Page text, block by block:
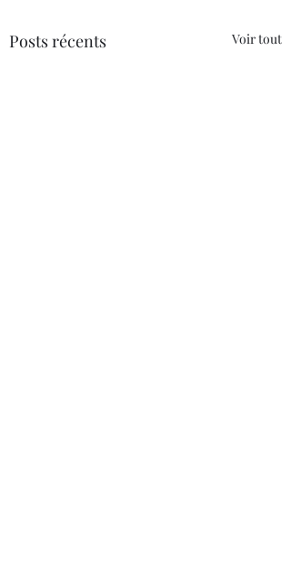
Posts récents Voir tout